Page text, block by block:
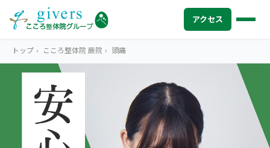
アクセス
HOME トップ
SYMPTOMS 症状から探す
トップ › こころ整体院 蕨院 › 頭痛